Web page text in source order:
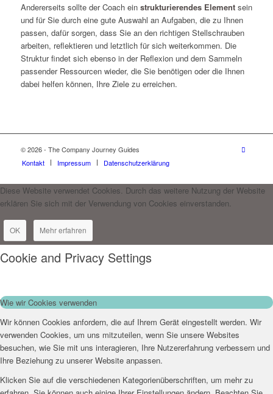
Andererseits sollte der Coach ein strukturierendes Elementsein
und für Sie durch eine gute Auswahl an Aufgaben, die zu Ihnen
passen, dafür sorgen, dass Sie an den richtigen Stellschrauben
arbeiten, reflektieren und letztlich für sich weiterkommen. Die
Struktur findet sich ebenso in der Reflexion und dem Sammeln
passender Ressourcen wieder, die Sie benötigen oder die Ihnen
dabei helfen können, Ihre Ziele zu erreichen.
© 2026 - The Company Journey Guides
Kontakt
Impressum Datenschutzerklärung
Diese Website verwendet Cookies. Durch das weitere Nutzung der Website
erklären Sie sich mit der Verwendung von Cookies einverstanden.
OK Mehr erfahren
Cookie and Privacy Settings
Wie wir Cookies verwenden
Wir können Cookies anfordern, die auf Ihrem Gerät eingestellt werden. Wir
verwenden Cookies, um uns mitzuteilen, wenn Sie unsere Websites
besuchen, wie Sie mit uns interagieren, Ihre Nutzererfahrung verbessern und
Ihre Beziehung zu unserer Website anpassen.
Klicken Sie auf die verschiedenen Kategorienüberschriften, um mehr zu